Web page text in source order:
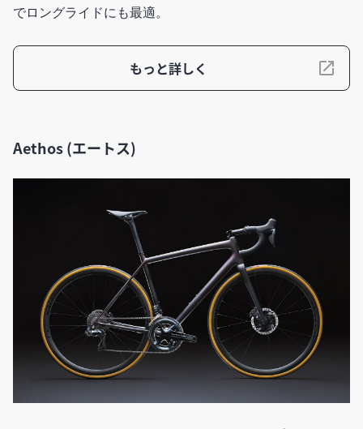
でロングライドにも最適。
もっと詳しく
Aethos (エートス)